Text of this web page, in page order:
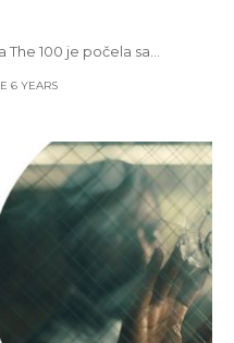
The 100 je počela sa…
6 YEARS